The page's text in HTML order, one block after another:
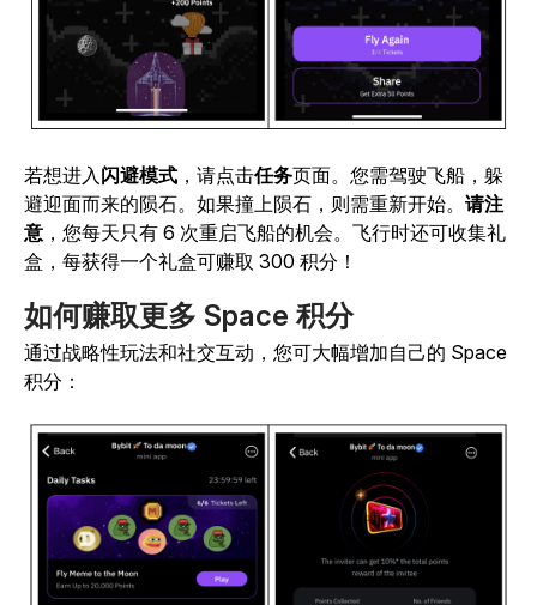
若想进入 闪避模式 ，请点击任务页面。您需驾驶飞船，躲
避迎面而来的陨石。如果撞上陨石，则需重新开始。 请注
意 ，您每天只有 6 次重启飞船的机会。飞行时还可收集礼
盒，每获得一个礼盒可赚取 300 积分！
如何赚取更多 Space 积分
通过战略性玩法和社交互动，您可大幅增加自己的 Space
积分：